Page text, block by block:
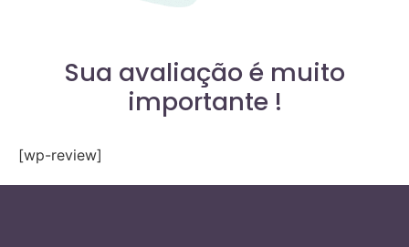
Sua avaliação é muito
importante !
[wp-review]